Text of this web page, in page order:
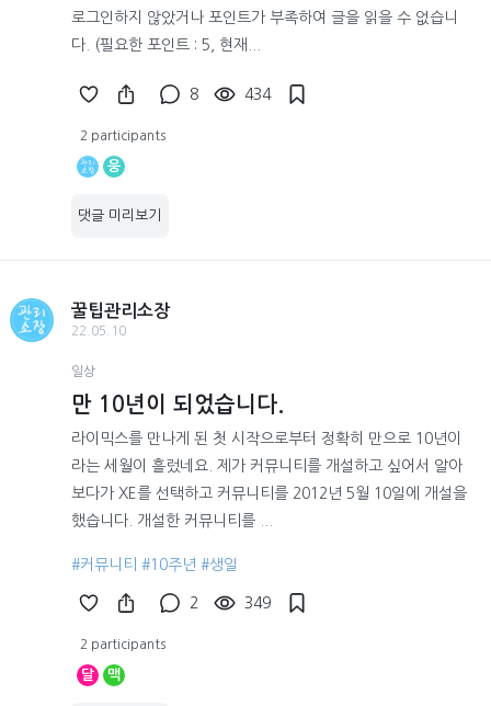
로그인하지 않았거나 포인트가 부족하여 글을 읽을 수 없습니
다. (필요한 포인트 : 5, 현재...
8 434
2 participants
웅
댓글 미리보기
꿀팁관리소장
22.05.10
일상
만 10년이 되었습니다.
라이믹스를 만나게 된 첫 시작으로부터 정확히 만으로 10년이
라는 세월이 흘렀네요. 제가 커뮤니티를 개설하고 싶어서 알아
보다가 XE를 선택하고 커뮤니티를 2012년 5월 10일에 개설을
했습니다. 개설한 커뮤니티를 ...
#커뮤니티 #10주년 #생일
2 349
2 participants
달 맥